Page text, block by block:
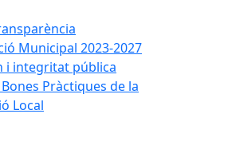
Municipal 2023-2027
i integritat pública
Pràctiques de la
Local